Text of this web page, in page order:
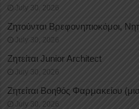
July 30, 2026
Ζητούνται Βρεφονηπιοκόμοι,
July 30, 2026
Ζητείται Junior Architect
July 30, 2026
Ζητείται Βοηθός Φαρμακείου
July 30, 2026